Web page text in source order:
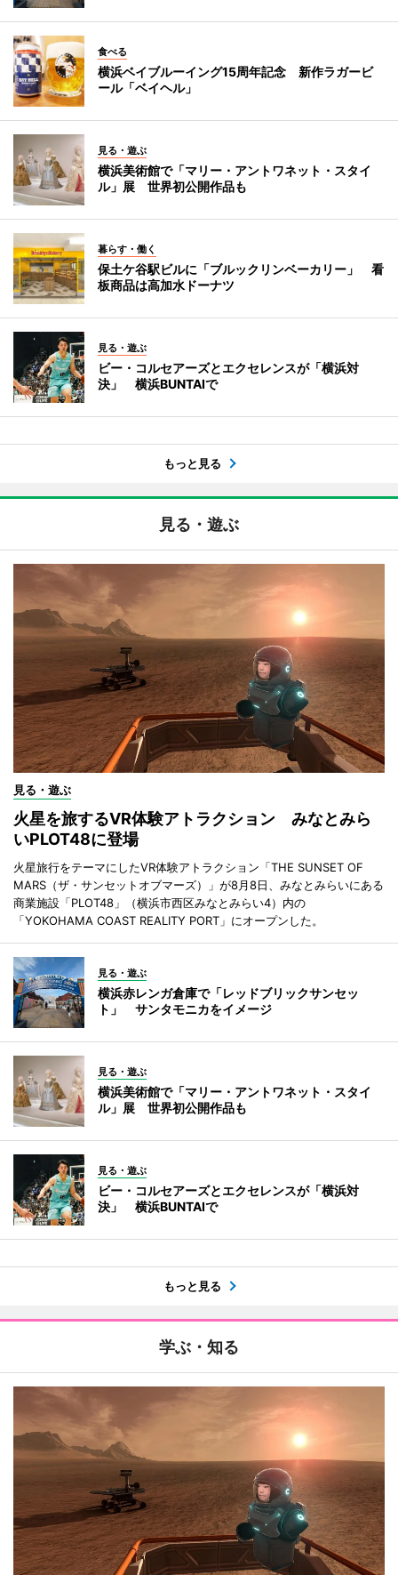
食べる
横浜ベイブルーイング15周年記念 新作ラガービ
ール「ベイヘル」
見る・遊ぶ
横浜美術館で「マリー・アントワネット・スタイ
ル」展 世界初公開作品も
暮らす・働く
保土ケ谷駅ビルに「ブルックリンベーカリー」 看
板商品は高加水ドーナツ
見る・遊ぶ
ビー・コルセアーズとエクセレンスが「横浜対
決」 横浜BUNTAIで
もっと見る
見る・遊ぶ
見る・遊ぶ
火星を旅するVR体験アトラクション みなとみら
いPLOT48に登場
火星旅行をテーマにしたVR体験アトラクション「THE SUNSET OF
MARS（ザ・サンセットオブマーズ）」が8月8日、みなとみらいにある
商業施設「PLOT48」（横浜市西区みなとみらい4）内の
「YOKOHAMA COAST REALITY PORT」にオープンした。
見る・遊ぶ
横浜赤レンガ倉庫で「レッドブリックサンセッ
ト」 サンタモニカをイメージ
見る・遊ぶ
横浜美術館で「マリー・アントワネット・スタイ
ル」展 世界初公開作品も
見る・遊ぶ
ビー・コルセアーズとエクセレンスが「横浜対
決」 横浜BUNTAIで
もっと見る
学ぶ・知る